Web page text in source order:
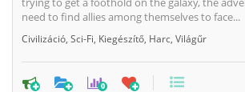
need to find allies among themselves to face...
Civilizáció Sci-Fi Kiegészítő Harc Világűr
0